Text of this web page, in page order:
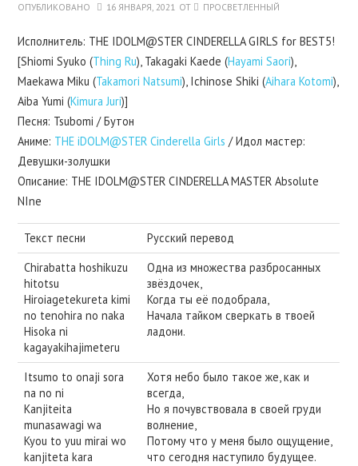
ОПУБЛИКОВАНО 16 ЯНВАРЯ, 2021 ОТ ПРОСВЕТЛЕННЫЙ
Исполнитель: THE IDOLM@STER CINDERELLA GIRLS for BEST5!
[Shiomi Syuko (Thing Ru), Takagaki Kaede (Hayami Saori),
Maekawa Miku (Takamori Natsumi), Ichinose Shiki (Aihara Kotomi),
Aiba Yumi (Kimura Juri)]
Песня: Tsubomi / Бутон
Аниме: THE iDOLM@STER Cinderella Girls / Идол мастер:
Девушки-золушки
Описание: THE IDOLM@STER CINDERELLA MASTER Absolute
NIne
Текст песни
Русский перевод
Chirabatta hoshikuzu
hitotsu
Hiroiagetekureta kimi
no tenohira no naka
Hisoka ni
kagayakihajimeteru
Одна из множества разбросанных
звёздочек,
Когда ты её подобрала,
Начала тайком сверкать в твоей
ладони.
Itsumo to onaji sora
na no ni
Kanjiteita
munasawagi wa
Kyou to yuu mirai wo
kanjiteta kara
Хотя небо было такое же, как и
всегда,
Но я почувствовала в своей груди
волнение,
Потому что у меня было ощущение,
что сегодня наступило будущее.